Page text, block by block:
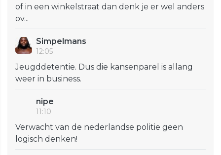
of in een winkelstraat dan denk je er wel anders
ov...
Simpelmans
12:05
Jeugddetentie. Dus die kansenparel is allang
weer in business.
nipe
11:10
Verwacht van de nederlandse politie geen
logisch denken!